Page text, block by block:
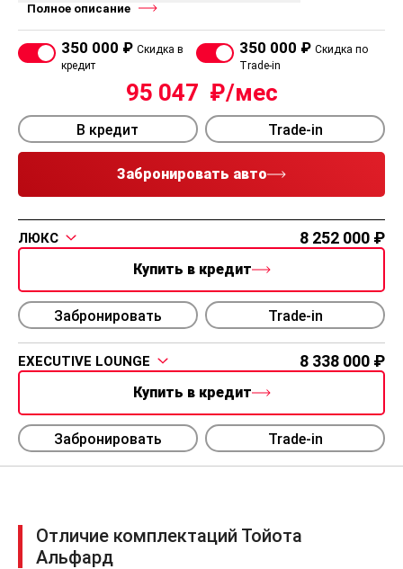
Полное описание
350 000 ₽ Скидка в
кредит
350 000 ₽ Скидка по
Trade-in
95 047
В кредит Trade-in
Забронировать авто
ЛЮКС 8 252 000
Купить в кредит
Забронировать Trade-in
EXECUTIVE LOUNGE 8 338 000
Купить в кредит
Забронировать Trade-in
Отличие комплектаций Тойота
Альфард